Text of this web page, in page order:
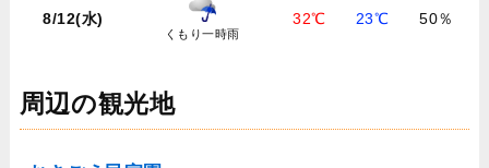
8/12(水)
くもり一時雨
32℃ 23℃ 50％
周辺の観光地